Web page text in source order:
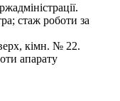
стаж роботи за
кімн. № 22.
апарату